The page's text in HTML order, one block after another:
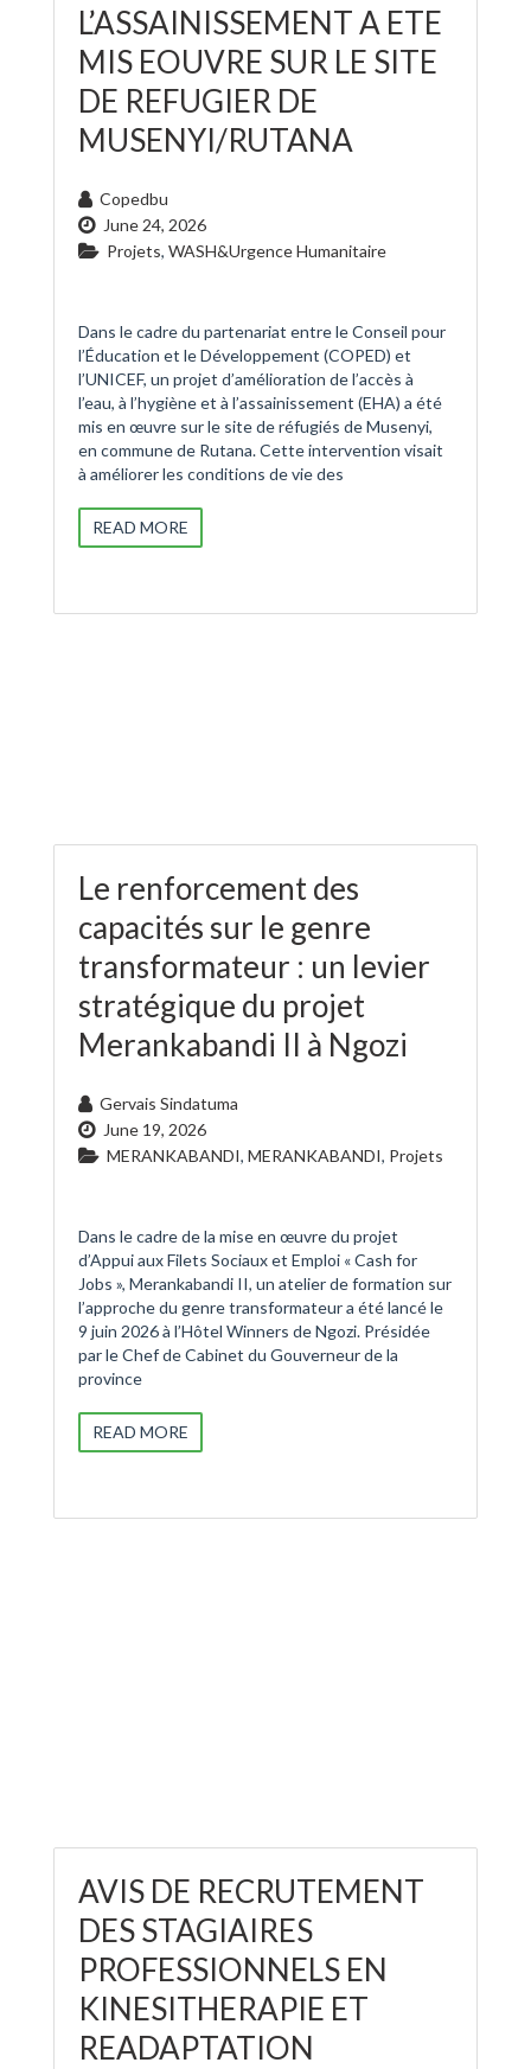
L’ASSAINISSEMENT A ETE
MIS EOUVRE SUR LE SITE
DE REFUGIER DE
MUSENYI/RUTANA
Copedbu
June 24, 2026
Projets, WASH&Urgence Humanitaire
Dans le cadre du partenariat entre le Conseil pour
l’Éducation et le Développement (COPED) et
l’UNICEF, un projet d’amélioration de l’accès à
l’eau, à l’hygiène et à l’assainissement (EHA) a été
mis en œuvre sur le site de réfugiés de Musenyi,
en commune de Rutana. Cette intervention visait
à améliorer les conditions de vie des
READ MORE
Le renforcement des
capacités sur le genre
transformateur : un levier
stratégique du projet
Merankabandi II à Ngozi
Gervais Sindatuma
June 19, 2026
MERANKABANDI, MERANKABANDI, Projets
Dans le cadre de la mise en œuvre du projet
d’Appui aux Filets Sociaux et Emploi « Cash for
Jobs », Merankabandi II, un atelier de formation sur
l’approche du genre transformateur a été lancé le
9 juin 2026 à l’Hôtel Winners de Ngozi. Présidée
par le Chef de Cabinet du Gouverneur de la
province
READ MORE
AVIS DE RECRUTEMENT
DES STAGIAIRES
PROFESSIONNELS EN
KINESITHERAPIE ET
READAPTATION